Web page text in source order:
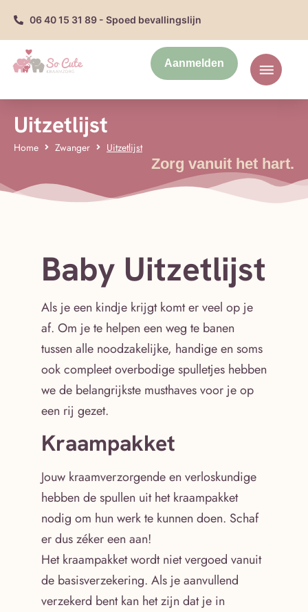
06 40 15 31 89 - Spoed bevallingslijn
Aanmelden
Uitzetlijst
Home Zwanger Uitzetlijst
Zorg vanuit het hart.
Baby Uitzetlijst
Als je een kindje krijgt komt er veel op je
af. Om je te helpen een weg te banen
tussen alle noodzakelijke, handige en soms
ook compleet overbodige spulletjes hebben
we de belangrijkste musthaves voor je op
een rij gezet.
Kraampakket
Jouw kraamverzorgende en verloskundige
hebben de spullen uit het kraampakket
nodig om hun werk te kunnen doen. Schaf
er dus zéker een aan!
Het kraampakket wordt niet vergoed vanuit
de basisverzekering. Als je aanvullend
verzekerd bent kan het zijn dat je in